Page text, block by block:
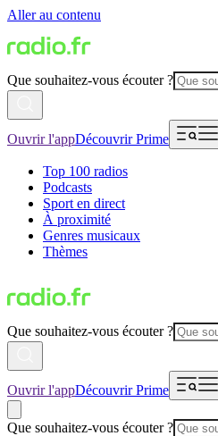
Aller au contenu
Que souhaitez-vous écouter ?
Ouvrir l'appDécouvrir Prime
Top 100 radios
Podcasts
Sport en direct
À proximité
Genres musicaux
Thèmes
Que souhaitez-vous écouter ?
Ouvrir l'appDécouvrir Prime
Que souhaitez-vous écouter ?